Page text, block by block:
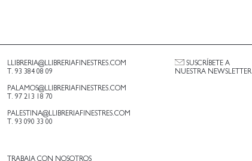
LLIBRERIA@LLIBRERIAFINESTRES.COM
T. 93 384 08 09
PALAMOS@LLIBRERIAFINESTRES.COM
T. 97 213 18 70
PALESTINA@LLIBRERIAFINESTRES.COM
T. 93 090 33 00
TRABAJA CON NOSOTROS
SUSCRÍBETE A
NUESTRA NEWSLETTER